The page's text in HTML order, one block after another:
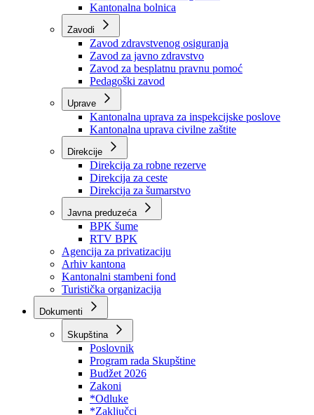
Ustanove
Centar za socijalni rad
Dom za stara i iznemogla lica
Kantonalna bolnica
Zavodi
Zavod zdravstvenog osiguranja
Zavod za javno zdravstvo
Zavod za besplatnu pravnu pomoć
Pedagoški zavod
Kantonalna uprava za inspekcijske poslove
Kantonalna uprava civilne zaštite
Direkcije
Direkcija za robne rezerve
Direkcija za ceste
Direkcija za šumarstvo
Javna preduzeća
BPK šume
RTV BPK
Agencija za privatizaciju
Arhiv kantona
Kantonalni stambeni fond
Turistička organizacija
Dokumenti
Skupština
Poslovnik
Program rada Skupštine
Budžet 2026